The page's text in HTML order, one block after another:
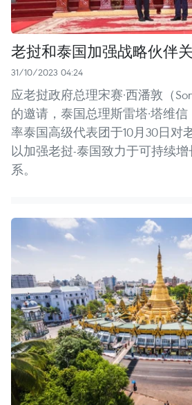
老挝和泰国加强战略伙伴
31/10/2023 04:24
应老挝政府总理宋赛·西潘敦（
的邀请，泰国总理斯雷塔·塔维信
率泰国高级代表团于10月30日对
以加强老挝-泰国致力于可持续
系。